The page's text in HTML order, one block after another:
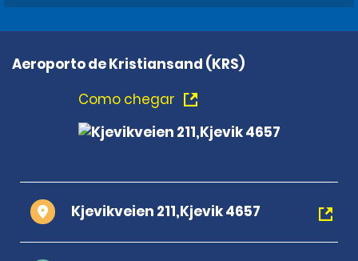
Aeroporto de Kristiansand (KRS)
Como chegar
Kjevikveien 211,Kjevik 4657